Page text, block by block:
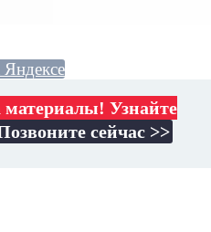
Узнайте
сейчас >>